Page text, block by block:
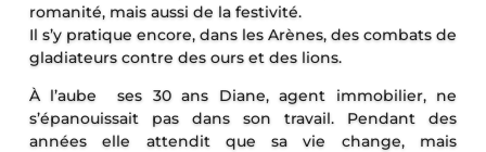
romanité, mais aussi de la festivité.
Il s’y pratique encore, dans les Arènes, des combats de
gladiateurs contre des ours et des lions.
À l’aube ses 30 ans Diane, agent immobilier, ne
s’épanouissait pas dans son travail. Pendant des
années elle attendit que sa vie change, mais